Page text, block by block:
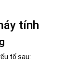
tính
tố sau: